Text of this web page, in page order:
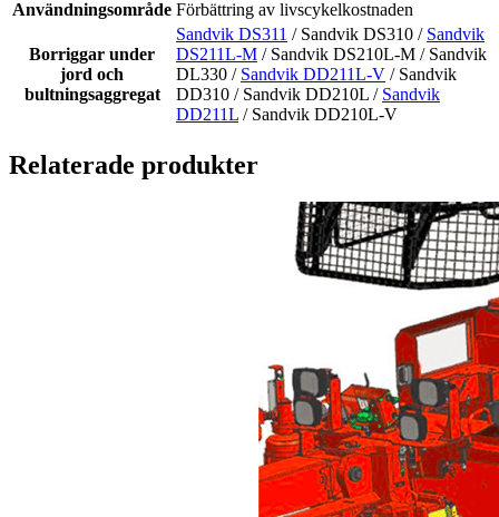
Användningsområde Förbättring av livscykelkostnaden
Borriggar under
jord och
bultningsaggregat
Sandvik DS311 / Sandvik DS310 / Sandvik
DS211L-M / Sandvik DS210L-M / Sandvik
DL330 / Sandvik DD211L-V / Sandvik
DD310 / Sandvik DD210L / Sandvik
DD211L / Sandvik DD210L-V
Relaterade produkter